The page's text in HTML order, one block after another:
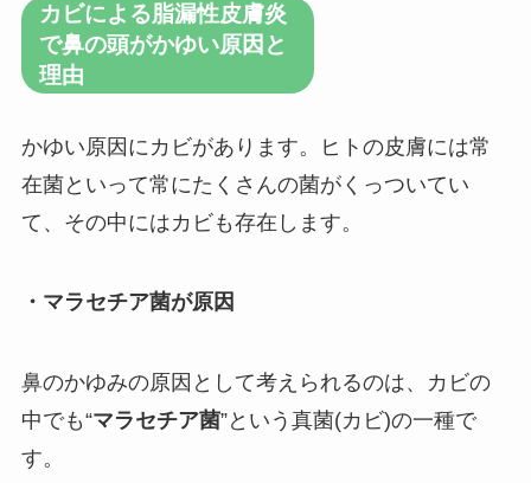
カビによる脂漏性皮膚炎
で鼻の頭がかゆい原因と
理由
かゆい原因にカビがあります。ヒトの皮膚には常
在菌といって常にたくさんの菌がくっついてい
て、その中にはカビも存在します。
・マラセチア菌が原因
鼻のかゆみの原因として考えられるのは、カビの
中でも“マラセチア菌”という真菌(カビ)の一種で
す。